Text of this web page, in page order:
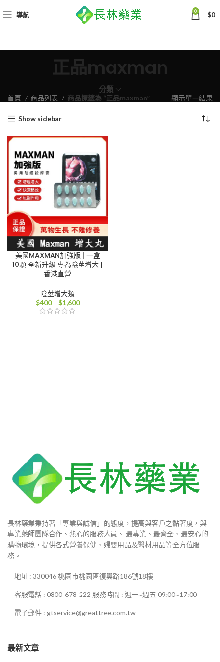
導航 0 $0
正品maxman
分類
首頁 商品列表 商品標籤為 “正品maxman” 顯示單一結果
Show sidebar
美國MAXMAN加強版 | 一盒
10顆 全新升級 專為陰莖增大 |
香港直營
陰莖增大類
$400 – $1,600價
長林藥業秉持著「專業與誠信」的態度，提高與客戶之黏著度，與
專業藥師團隊合作、熱心的服務人員、 最專業、最齊全、最安心的
購物環境，提供各式營養保健、婦嬰用品及醫材用品等全方位服
務。
地址 : 330046 桃園市桃園區復興路186號18樓
客服電話 : 0800-678-222 服務時間 : 週一~週五 09:00~17:00
電子郵件 : gtservice@greattree.com.tw
最新文章